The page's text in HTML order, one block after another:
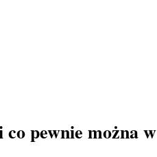
pewnie można w